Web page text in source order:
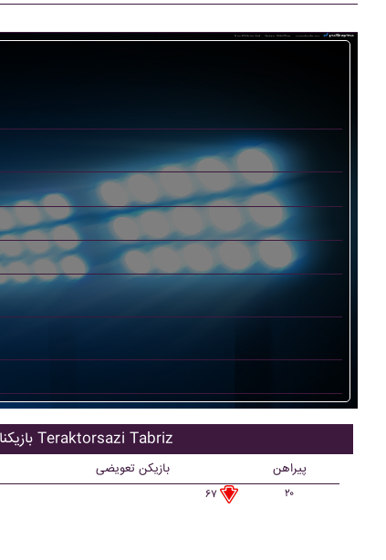
بازیکنان اصلی Teraktorsazi Tabriz
بازیکن تعویضی پیراهن
۶۷
۲۰